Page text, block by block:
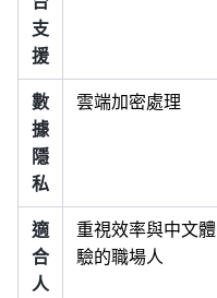
支
援
數
據
隱
私
雲端加密處理
適
合
人
重視效率與中文體
驗的職場人